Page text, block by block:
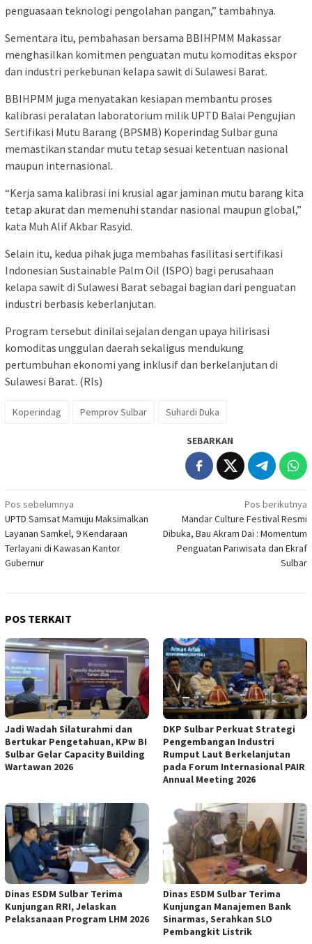
penguasaan teknologi pengolahan pangan,” tambahnya.
Sementara itu, pembahasan bersama BBIHPMM Makassar
menghasilkan komitmen penguatan mutu komoditas ekspor
dan industri perkebunan kelapa sawit di Sulawesi Barat.
BBIHPMM juga menyatakan kesiapan membantu proses
kalibrasi peralatan laboratorium milik UPTD Balai Pengujian
Sertifikasi Mutu Barang (BPSMB) Koperindag Sulbar guna
memastikan standar mutu tetap sesuai ketentuan nasional
maupun internasional.
“Kerja sama kalibrasi ini krusial agar jaminan mutu barang kita
tetap akurat dan memenuhi standar nasional maupun global,”
kata Muh Alif Akbar Rasyid.
Selain itu, kedua pihak juga membahas fasilitasi sertifikasi
Indonesian Sustainable Palm Oil (ISPO) bagi perusahaan
kelapa sawit di Sulawesi Barat sebagai bagian dari penguatan
industri berbasis keberlanjutan.
Program tersebut dinilai sejalan dengan upaya hilirisasi
komoditas unggulan daerah sekaligus mendukung
pertumbuhan ekonomi yang inklusif dan berkelanjutan di
Sulawesi Barat. (Rls)
Koperindag Pemprov Sulbar Suhardi Duka
SEBARKAN
Navigasi
pos
Pos sebelumnya
UPTD Samsat Mamuju Maksimalkan
Layanan Samkel, 9 Kendaraan
Terlayani di Kawasan Kantor
Gubernur
Pos berikutnya
Mandar Culture Festival Resmi
Dibuka, Bau Akram Dai : Momentum
Penguatan Pariwisata dan Ekraf
Sulbar
POS TERKAIT
Jadi Wadah Silaturahmi dan
Bertukar Pengetahuan, KPw BI
Sulbar Gelar Capacity Building
Wartawan 2026
DKP Sulbar Perkuat Strategi
Pengembangan Industri
Rumput Laut Berkelanjutan
pada Forum Internasional PAIR
Annual Meeting 2026
Dinas ESDM Sulbar Terima
Kunjungan RRI, Jelaskan
Pelaksanaan Program LHM 2026
Dinas ESDM Sulbar Terima
Kunjungan Manajemen Bank
Sinarmas, Serahkan SLO
Pembangkit Listrik